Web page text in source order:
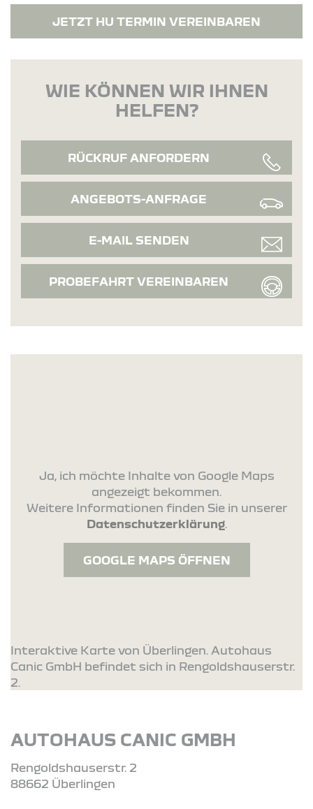
JETZT HU TERMIN VEREINBAREN
WIE KÖNNEN WIR IHNEN
HELFEN?
RÜCKRUF ANFORDERN
ANGEBOTS-ANFRAGE
E-MAIL SENDEN
PROBEFAHRT VEREINBAREN
Ja, ich möchte Inhalte von Google Maps
angezeigt bekommen.
Weitere Informationen finden Sie in unserer
Datenschutzerklärung.
GOOGLE MAPS ÖFFNEN
Interaktive Karte von Überlingen. Autohaus
Canic GmbH befindet sich in Rengoldshauserstr.
2.
AUTOHAUS CANIC GMBH
Rengoldshauserstr. 2
88662 Überlingen